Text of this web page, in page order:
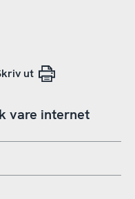
ut
vare internet